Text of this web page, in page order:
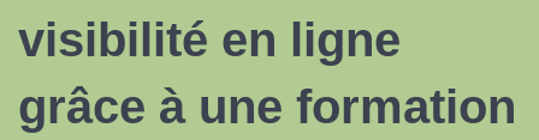
visibilité en ligne
grâce à une formation